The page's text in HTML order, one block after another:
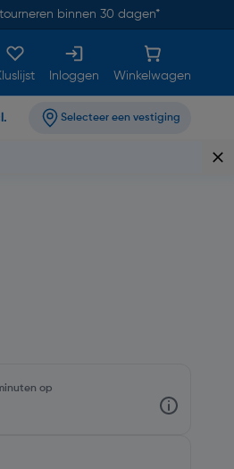
binnen 30 dagen*
Inloggen Winkelwagen
Selecteer een vestiging
op